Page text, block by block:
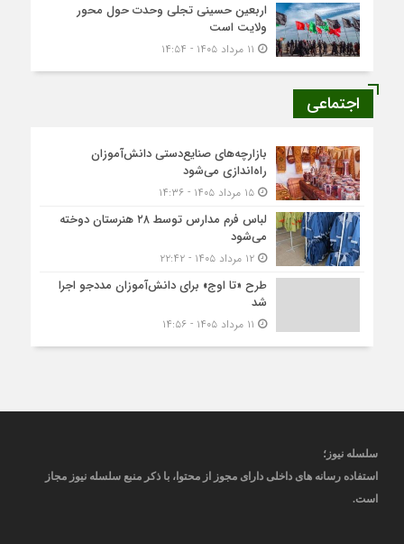
اربعین حسینی تجلی وحدت حول محور
ولایت است
اجتماعی
بازارچه‌های صنایع‌دستی دانش‌آموزان
راه‌اندازی می‌شود
۱۵ مرداد ۱۴۰۵ - ۱۴:۳۶
لباس فرم مدارس توسط ۲۸ هنرستان‌ دوخته
می‌شود
۱۲ مرداد ۱۴۰۵ - ۲۲:۴۲
طرح «تا اوج» برای دانش‌آموزان مددجو اجرا
شد
سلسله نیوز؛
استفاده رسانه های داخلی دارای مجوز از محتوا، با ذکر منبع سلسله نیوز مجاز
است.